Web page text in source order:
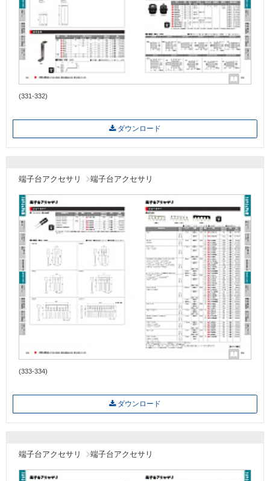
(331-332)
ダウンロード
端子台アクセサリ 端子台アクセサリ
(333-334)
ダウンロード
端子台アクセサリ 端子台アクセサリ